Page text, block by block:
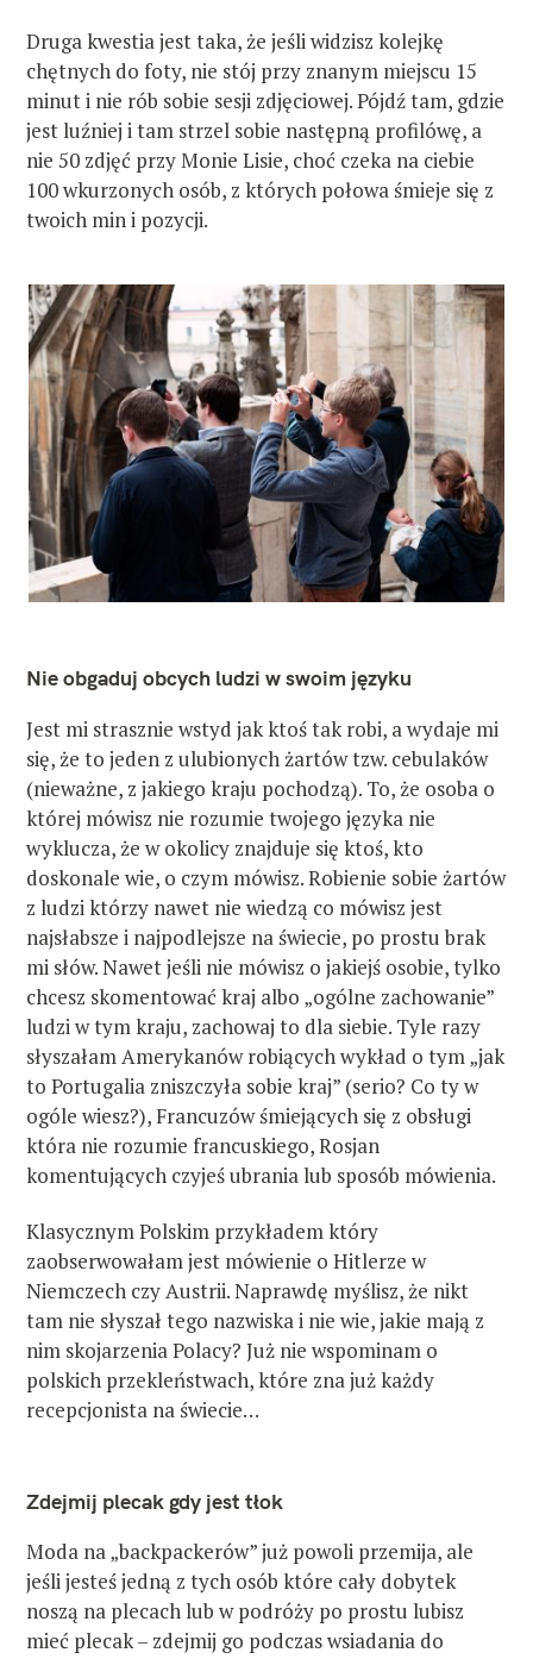
Druga kwestia jest taka, że jeśli widzisz kolejkę
chętnych do foty, nie stój przy znanym miejscu 15
minut i nie rób sobie sesji zdjęciowej. Pójdź tam, gdzie
jest luźniej i tam strzel sobie następną profilówę, a
nie 50 zdjęć przy Monie Lisie, choć czeka na ciebie
100 wkurzonych osób, z których połowa śmieje się z
twoich min i pozycji.
Nie obgaduj obcych ludzi w swoim języku
Jest mi strasznie wstyd jak ktoś tak robi, a wydaje mi
się, że to jeden z ulubionych żartów tzw. cebulaków
(nieważne, z jakiego kraju pochodzą). To, że osoba o
której mówisz nie rozumie twojego języka nie
wyklucza, że w okolicy znajduje się ktoś, kto
doskonale wie, o czym mówisz. Robienie sobie żartów
z ludzi którzy nawet nie wiedzą co mówisz jest
najsłabsze i najpodlejsze na świecie, po prostu brak
mi słów. Nawet jeśli nie mówisz o jakiejś osobie, tylko
chcesz skomentować kraj albo „ogólne zachowanie”
ludzi w tym kraju, zachowaj to dla siebie. Tyle razy
słyszałam Amerykanów robiących wykład o tym „jak
to Portugalia zniszczyła sobie kraj” (serio? Co ty w
ogóle wiesz?), Francuzów śmiejących się z obsługi
która nie rozumie francuskiego, Rosjan
komentujących czyjeś ubrania lub sposób mówienia.
Klasycznym Polskim przykładem który
zaobserwowałam jest mówienie o Hitlerze w
Niemczech czy Austrii. Naprawdę myślisz, że nikt
tam nie słyszał tego nazwiska i nie wie, jakie mają z
nim skojarzenia Polacy? Już nie wspominam o
polskich przekleństwach, które zna już każdy
recepcjonista na świecie…
Zdejmij plecak gdy jest tłok
Moda na „backpackerów” już powoli przemija, ale
jeśli jesteś jedną z tych osób które cały dobytek
noszą na plecach lub w podróży po prostu lubisz
mieć plecak – zdejmij go podczas wsiadania do